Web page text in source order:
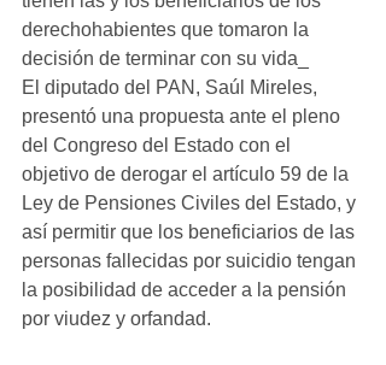
derechohabientes que tomaron la
decisión de terminar con su vida_
El diputado del PAN, Saúl Mireles,
presentó una propuesta ante el pleno
del Congreso del Estado con el
objetivo de derogar el artículo 59 de la
Ley de Pensiones Civiles del Estado, y
así permitir que los beneficiarios de las
personas fallecidas por suicidio tengan
la posibilidad de acceder a la pensión
por viudez y orfandad.